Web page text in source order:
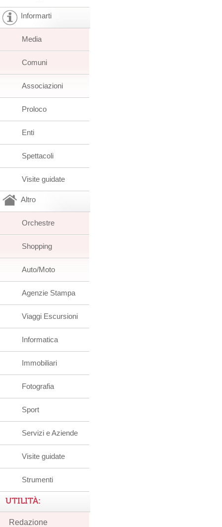
Informarti
Media
Comuni
Associazioni
Proloco
Enti
Spettacoli
Visite guidate
Altro
Orchestre
Shopping
Auto/Moto
Agenzie Stampa
Viaggi Escursioni
Informatica
Immobiliari
Fotografia
Sport
Servizi e Aziende
Visite guidate
Strumenti
UTILITÀ:
Redazione